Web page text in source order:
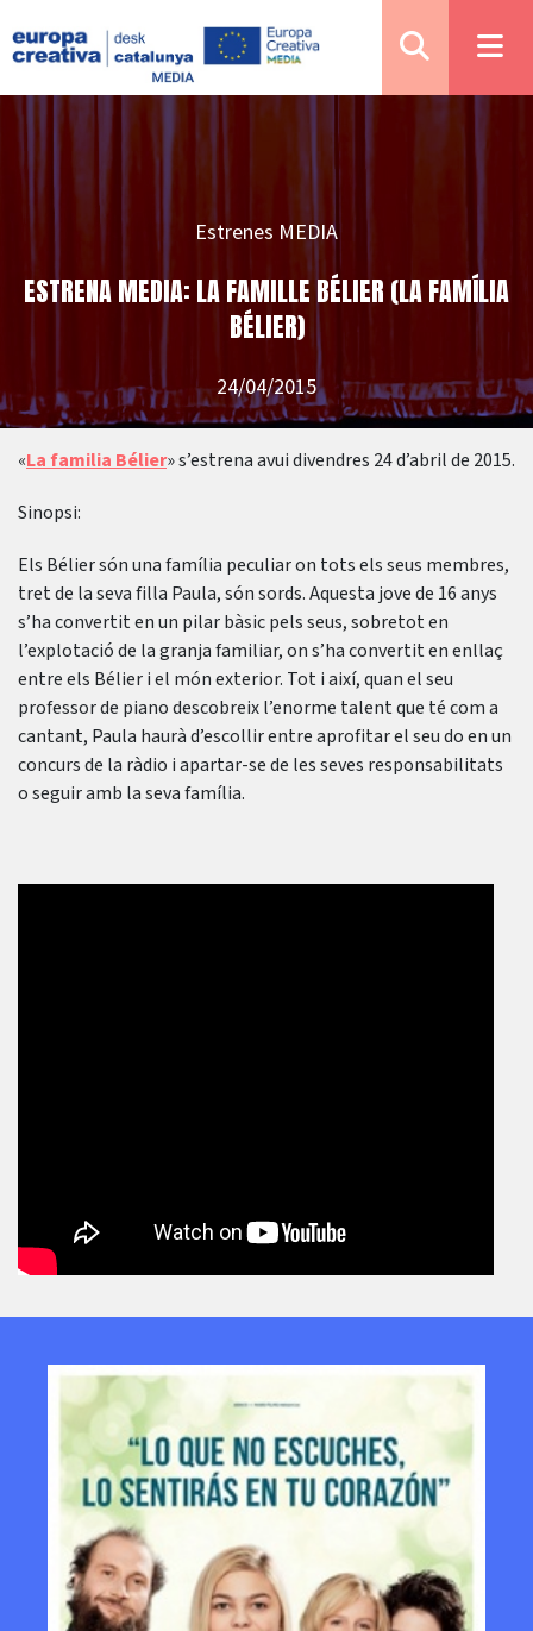
Estrenes MEDIA
ESTRENA MEDIA: LA FAMILLE BÉLIER (LA FAMÍLIA
BÉLIER)
24/04/2015
«La familia Bélier» s’estrena avui divendres 24 d’abril de 2015.
Sinopsi:
Els Bélier són una família peculiar on tots els seus membres,
tret de la seva filla Paula, són sords. Aquesta jove de 16 anys
s’ha convertit en un pilar bàsic pels seus, sobretot en
l’explotació de la granja familiar, on s’ha convertit en enllaç
entre els Bélier i el món exterior. Tot i així, quan el seu
professor de piano descobreix l’enorme talent que té com a
cantant, Paula haurà d’escollir entre aprofitar el seu do en un
concurs de la ràdio i apartar-se de les seves responsabilitats
o seguir amb la seva família.